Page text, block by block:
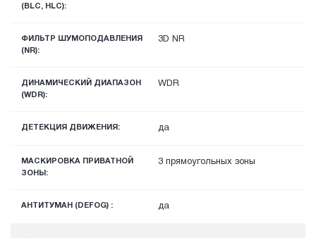
(BLC, HLC):
ФИЛЬТР ШУМОПОДАВЛЕНИЯ
(NR):
3D NR
ДИНАМИЧЕСКИЙ ДИАПАЗОН
(WDR):
WDR
ДЕТЕКЦИЯ ДВИЖЕНИЯ: да
МАСКИРОВКА ПРИВАТНОЙ
ЗОНЫ:
3 прямоугольных зоны
АНТИТУМАН (DEFOG) : да